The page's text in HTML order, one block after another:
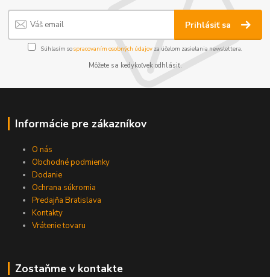
Prihlásiť sa
Súhlasím sospracovaním osobných údajov za účelom zasielania newslettera.
Môžete sa kedykoľvek odhlásiť.
Informácie pre zákazníkov
O nás
Obchodné podmienky
Dodanie
Ochrana súkromia
Predajňa Bratislava
Kontakty
Vrátenie tovaru
Zostaňme v kontakte